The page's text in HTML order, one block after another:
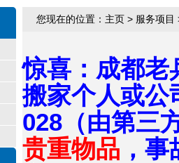
您现在的位置： 主页 > 服务项目
惊喜：成都老
搬家个人或公
028（由第三
贵重物品 ，